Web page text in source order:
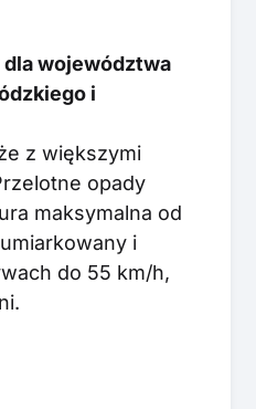
dla województwa
i
z większymi
opady
maksymalna od
i
do 55 km/h,